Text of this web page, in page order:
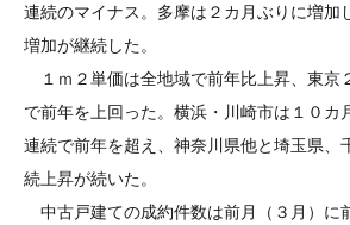
連続のマイナス。多摩は２カ月ぶりに増加
増加が継続した。
１ｍ２単価は全地域で前年比上昇、東京
で前年を上回った。横浜・川崎市は１０カ
連続で前年を超え、神奈川県他と埼玉県、
続上昇が続いた。
中古戸建ての成約件数は前月（３月）に